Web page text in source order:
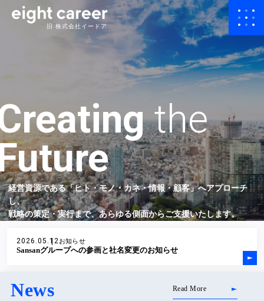
旧 株式会社イードア
the
経営資源である「ヒト・モノ・カネ・情報・顧客」へアプローチ
し、
戦略の策定・実行まで、あらゆる側面からご支援いたします。
2026.05.12お知らせ
Sansanグループへの参画と社名変更のお知らせ
News Read More